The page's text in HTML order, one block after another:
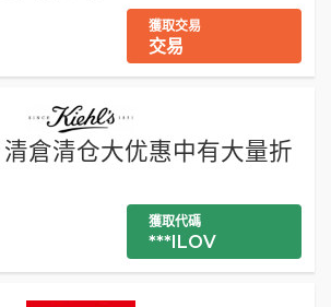
獲取交易
交易
倉清仓大优惠中有大量折
獲取代碼
***ILOV